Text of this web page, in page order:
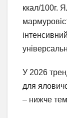
ккал/100г.
У 2026
для
– нижче